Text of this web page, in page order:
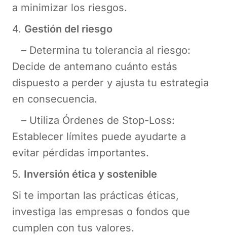
a minimizar los riesgos.
4. Gestión del riesgo
– Determina tu tolerancia al riesgo:
Decide de antemano cuánto estás
dispuesto a perder y ajusta tu estrategia
en consecuencia.
– Utiliza Órdenes de Stop-Loss:
Establecer límites puede ayudarte a
evitar pérdidas importantes.
5. Inversión ética y sostenible
Si te importan las prácticas éticas,
investiga las empresas o fondos que
cumplen con tus valores.